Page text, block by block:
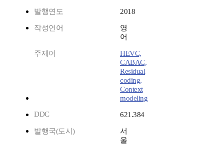
발행연도 2018
작성언어
영
어
주제어
HEVC,
CABAC,
Residual
coding,
Context
modeling
DDC
621.384
발행국(도시)
서
울